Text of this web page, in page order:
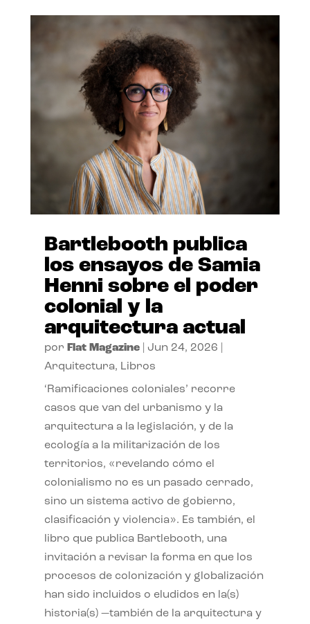
Bartlebooth publica
los ensayos de Samia
Henni sobre el poder
colonial y la
arquitectura actual
por Flat Magazine| Jun 24, 2026
Arquitectura, Libros
‘Ramificaciones coloniales’ recorre
casos que van del urbanismo y la
arquitectura a la legislación, y de la
ecología a la militarización de los
territorios, «revelando cómo el
colonialismo no es un pasado cerrado,
sino un sistema activo de gobierno,
clasificación y violencia». Es también, el
libro que publica Bartlebooth, una
invitación a revisar la forma en que los
procesos de colonización y globalización
han sido incluidos o eludidos en la(s)
historia(s) —también de la arquitectura y